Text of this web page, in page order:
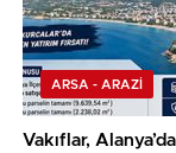
ARSA - ARAZİ
Vakıflar,